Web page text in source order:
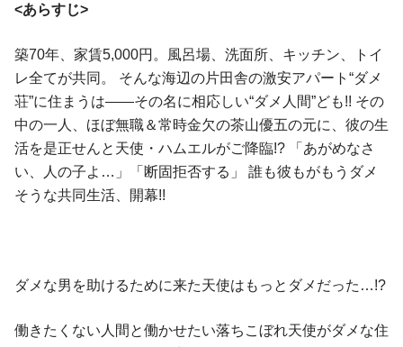
<あらすじ>
築70年、家賃5,000円。風呂場、洗面所、キッチン、トイ
レ全てが共同。 そんな海辺の片田舎の激安アパート“ダメ
荘”に住まうは――その名に相応しい“ダメ人間”ども!! その
中の一人、ほぼ無職＆常時金欠の茶山優五の元に、彼の生
活を是正せんと天使・ハムエルがご降臨!? 「あがめなさ
い、人の子よ…」「断固拒否する」 誰も彼もがもうダメ
そうな共同生活、開幕!!
ダメな男を助けるために来た天使はもっとダメだった…!?
働きたくない人間と働かせたい落ちこぼれ天使がダメな住